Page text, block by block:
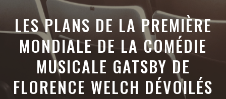
LES PLANS DE LA PREMIÈRE
MONDIALE DE LA COMÉDIE
MUSICALE GATSBY DE
FLORENCE WELCH DÉVOILÉS